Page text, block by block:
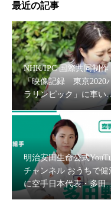
高岡市青年会議所オー
達をありのままに育む
ング・河合紫乃選手登
消臭剤ブランド『
最近の記事
NHK/IPC 国際共同制作
「映像記録 東京2020
ラリンピック」に車い
フェンシング・河合紫
選手が出演
明治安田生命公式
チャンネル おうちで健
に空手日本代表・多田
彩香をキャスティング